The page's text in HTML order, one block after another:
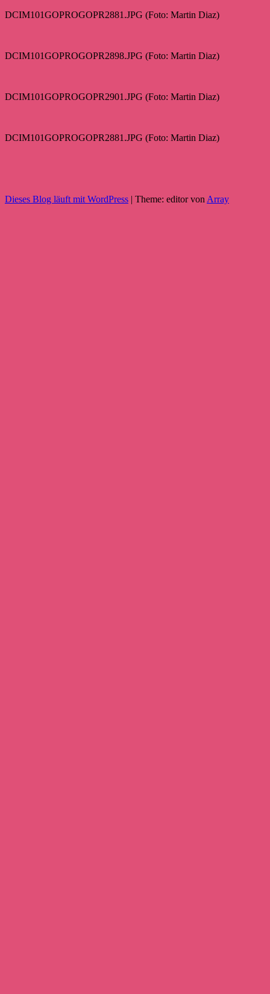
DCIM101GOPROGOPR2881.JPG (Foto: Martin Diaz)
DCIM101GOPROGOPR2898.JPG (Foto: Martin Diaz)
DCIM101GOPROGOPR2901.JPG (Foto: Martin Diaz)
DCIM101GOPROGOPR2881.JPG (Foto: Martin Diaz)
Dieses Blog läuft mit WordPress | Theme: editor von Array